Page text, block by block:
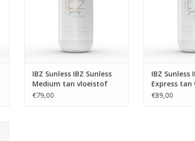
IBZ Sunless IBZ Sunless
Medium tan vloeistof
€79,00
TOEVOEGEN
IBZ Sunless
Express
€89,00